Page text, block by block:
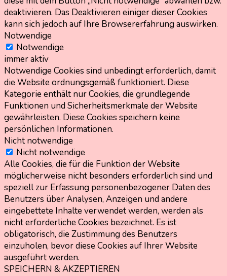
deaktivieren. Das Deaktivieren einiger dieser Cookies
kann sich jedoch auf Ihre Browsererfahrung auswirken.
Notwendige
Notwendige
immer aktiv
Notwendige Cookies sind unbedingt erforderlich, damit
die Website ordnungsgemäß funktioniert. Diese
Kategorie enthält nur Cookies, die grundlegende
Funktionen und Sicherheitsmerkmale der Website
gewährleisten. Diese Cookies speichern keine
persönlichen Informationen.
Nicht notwendige
Nicht notwendige
Alle Cookies, die für die Funktion der Website
möglicherweise nicht besonders erforderlich sind und
speziell zur Erfassung personenbezogener Daten des
Benutzers über Analysen, Anzeigen und andere
eingebettete Inhalte verwendet werden, werden als
nicht erforderliche Cookies bezeichnet. Es ist
obligatorisch, die Zustimmung des Benutzers
einzuholen, bevor diese Cookies auf Ihrer Website
ausgeführt werden.
SPEICHERN & AKZEPTIEREN